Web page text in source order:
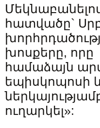
հատվածը`
խոսքերը,
համաձայն
եպիսկոպոսի
ուղարկել»: